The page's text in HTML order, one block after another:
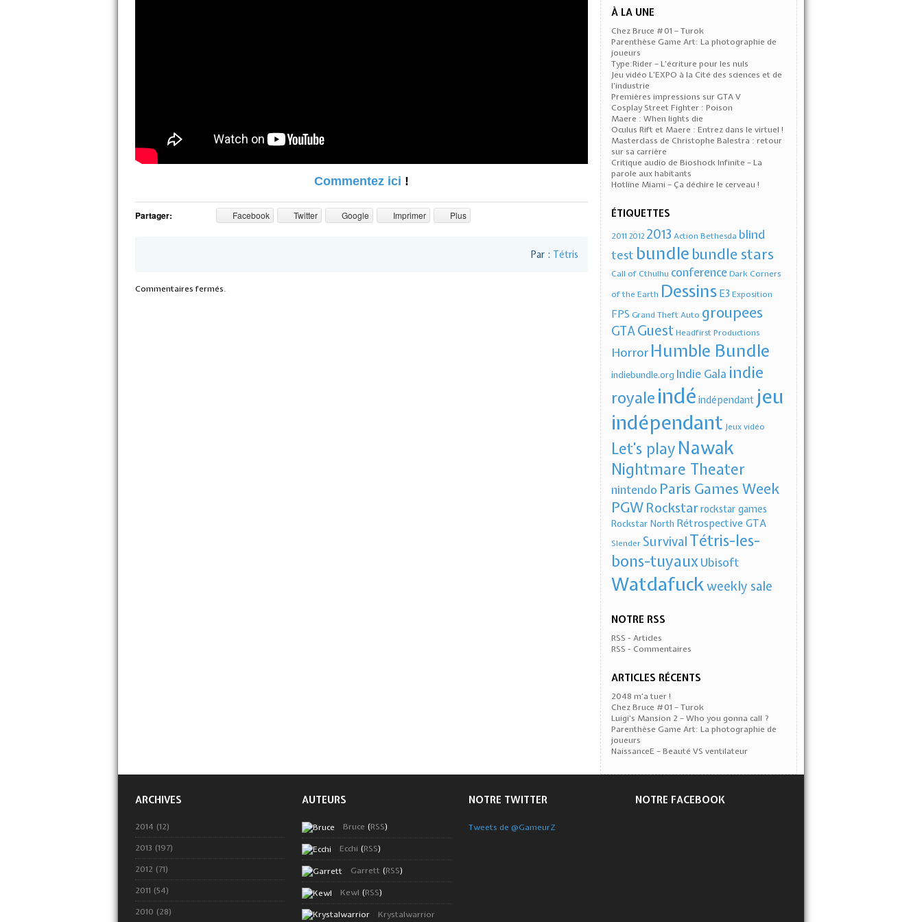
Commentez ici !
Partager: Facebook Twitter Google Imprimer Plus
Par : Tétris
Commentaires fermés.
À LA UNE
Chez Bruce #01 – Turok
Parenthèse Game Art: La photographie de
joueurs
Type:Rider – L’écriture pour les nuls
Jeu vidéo L’EXPO à la Cité des sciences et de
l’industrie
Premières impressions sur GTA V
Cosplay Street Fighter : Poison
Maere : When lights die
Oculus Rift et Maere : Entrez dans le virtuel !
Masterclass de Christophe Balestra : retour
sur sa carrière
Critique audio de Bioshock Infinite – La
parole aux habitants
Hotline Miami – Ça déchire le cerveau !
ÉTIQUETTES
2011 2012 2013 Action Bethesda blind
test bundle bundle stars
Call of Cthulhu conferenceDark Corners
of the Earth Dessins E3 Exposition
FPS Grand Theft Auto groupees
GTAGuest Headfirst Productions
Horror Humble Bundle
indiebundle.org Indie Gala indie
royale indé indépendant jeu
indépendant Jeux vidéo
Let's play Nawak
Nightmare Theater
nintendo Paris Games Week
PGW Rockstarrockstar games
Rockstar North Rétrospective GTA
Slender Survival Tétris-les-
bons-tuyauxUbisoft
Watdafuckweekly sale
NOTRE RSS
RSS - Articles
RSS - Commentaires
ARTICLES RÉCENTS
2048 m’a tuer !
Chez Bruce #01 – Turok
Luigi’s Mansion 2 – Who you gonna call ?
Parenthèse Game Art: La photographie de
joueurs
NaissanceE – Beauté VS ventilateur
ARCHIVES
2014 (12)
2013 (197)
2012 (71)
2011 (54)
2010 (28)
AUTEURS
Bruce (RSS)
Ecchi (RSS)
Garrett (RSS)
Kewl (RSS)
Krystalwarrior
NOTRE TWITTER
Tweets de @GameurZ
NOTRE FACEBOOK